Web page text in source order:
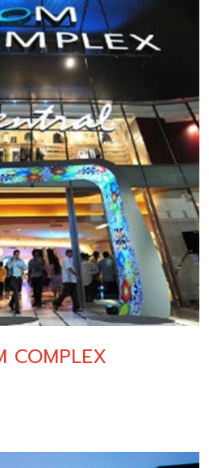
COMPLEX